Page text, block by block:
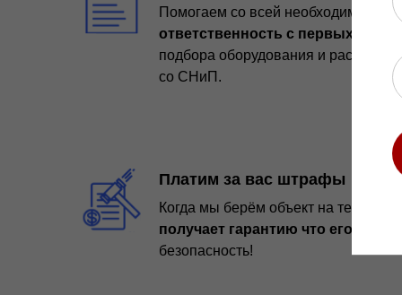
Помогаем со всей необходимой
ответственность с первых лиц
подбора оборудования и
со СНиП.
Платим за вас штрафы
Когда мы берём объект на тех
получает гарантию что его не
безопасность!